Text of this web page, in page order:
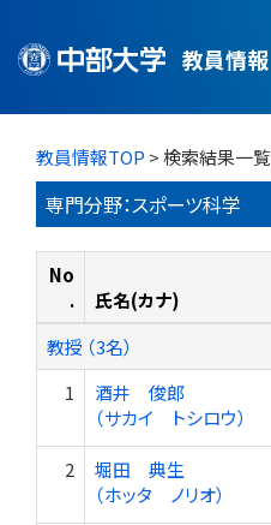
教員情報
教員情報TOP > 検索結果一覧
専門分野：スポーツ科学
No
.
氏名(カナ)
教授 （3名）
1
酒井 俊郎
（サカイ トシロウ）
2
堀田 典生
（ホッタ ノリオ）